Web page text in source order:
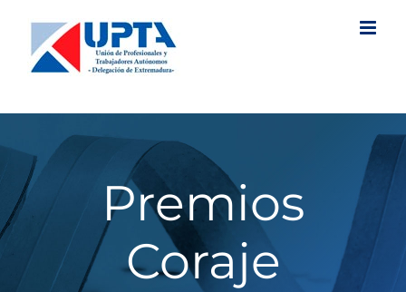
contenido
Premios
Coraje